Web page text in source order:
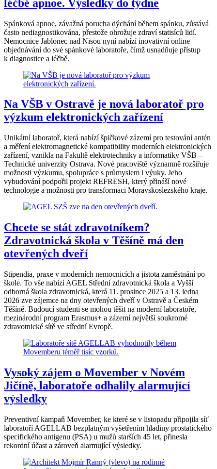
léčbě apnoe. Výsledky do týdne
Spánková apnoe, závažná porucha dýchání během spánku, zůstává
často nediagnostikována, přestože ohrožuje zdraví statisíců lidí.
Nemocnice Jablonec nad Nisou nyní nabízí inovativní online
objednávání do své spánkové laboratoře, čímž usnadňuje přístup
k diagnostice a léčbě.
Na VŠB v Ostravě je nová laboratoř pro
výzkum elektronických zařízení
Unikátní laboratoř, která nabízí špičkové zázemí pro testování antén
a měření elektromagnetické kompatibility moderních elektronických
zařízení, vznikla na Fakultě elektrotechniky a informatiky VŠB –
Technické univerzity Ostrava. Nové pracoviště významně rozšiřuje
možnosti výzkumu, spolupráce s průmyslem i výuky. Jeho
vybudování podpořil projekt REFRESH, který přináší nové
technologie a možnosti pro transformaci Moravskoslezského kraje.
Chcete se stát zdravotníkem?
Zdravotnická škola v Těšíně má den
otevřených dveří
Stipendia, praxe v moderních nemocnicích a jistota zaměstnání po
škole. To vše nabízí AGEL Střední zdravotnická škola a Vyšší
odborná škola zdravotnická, která 11. prosince 2025 a 13. ledna
2026 zve zájemce na dny otevřených dveří v Ostravě a Českém
Těšíně. Budoucí studenti se mohou těšit na moderní laboratoře,
mezinárodní program Erasmus+ a zázemí největší soukromé
zdravotnické sítě ve střední Evropě.
Vysoký zájem o Movember v Novém
Jičíně, laboratoře odhalily alarmující
výsledky
Preventivní kampaň Movember, ke které se v listopadu připojila síť
laboratoří AGELLAB bezplatným vyšetřením hladiny prostatického
specifického antigenu (PSA) u mužů starších 45 let, přinesla
rekordní účast a zároveň alarmující výsledky.